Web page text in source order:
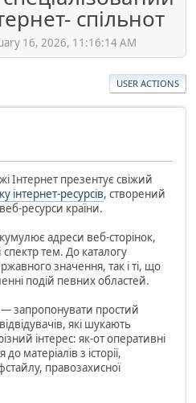
спільнот
16, 2026, 11:16:14 AM
USER ACTIONS
Інтернет презентує свіжий
інтернет-ресурсів, створений
ресурси країни.
адреси веб-сторінок,
тем. До каталогу
значення, так і ті, що
подій певних областей.
запропонувати простий
які шукають
інтерес: як-от оперативні
матеріалів з історії,
правозахисної